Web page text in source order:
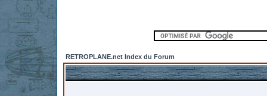
RETROPLANE.net Index du Forum